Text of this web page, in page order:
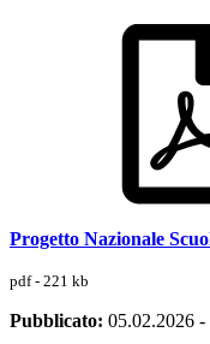
Progetto Nazionale
pdf - 221 kb
Pubblicato: 05.02.2026 -